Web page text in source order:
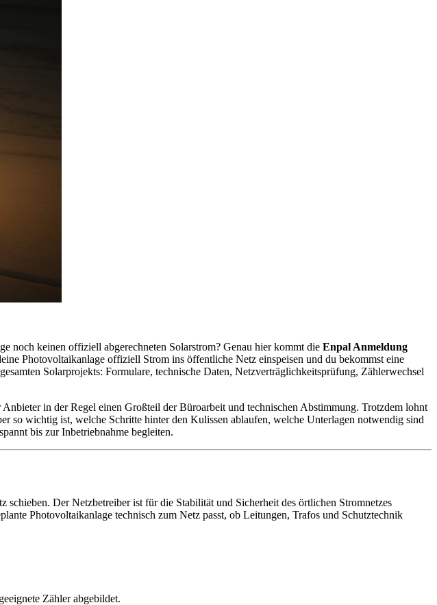
noch keinen offiziell abgerechneten Solarstrom? Genau hier kommt die Enpal Anmeldung
Photovoltaikanlage offiziell Strom ins öffentliche Netz einspeisen und du bekommst eine
Solarprojekts: Formulare, technische Daten, Netzverträglichkeitsprüfung, Zählerwechsel
Anbieter in der Regel einen Großteil der Büroarbeit und technischen Abstimmung. Trotzdem lohnt
so wichtig ist, welche Schritte hinter den Kulissen ablaufen, welche Unterlagen notwendig sind
bis zur Inbetriebnahme begleiten.
Der Netzbetreiber ist für die Stabilität und Sicherheit des örtlichen Stromnetzes
Photovoltaikanlage technisch zum Netz passt, ob Leitungen, Trafos und Schutztechnik
Zähler abgebildet.